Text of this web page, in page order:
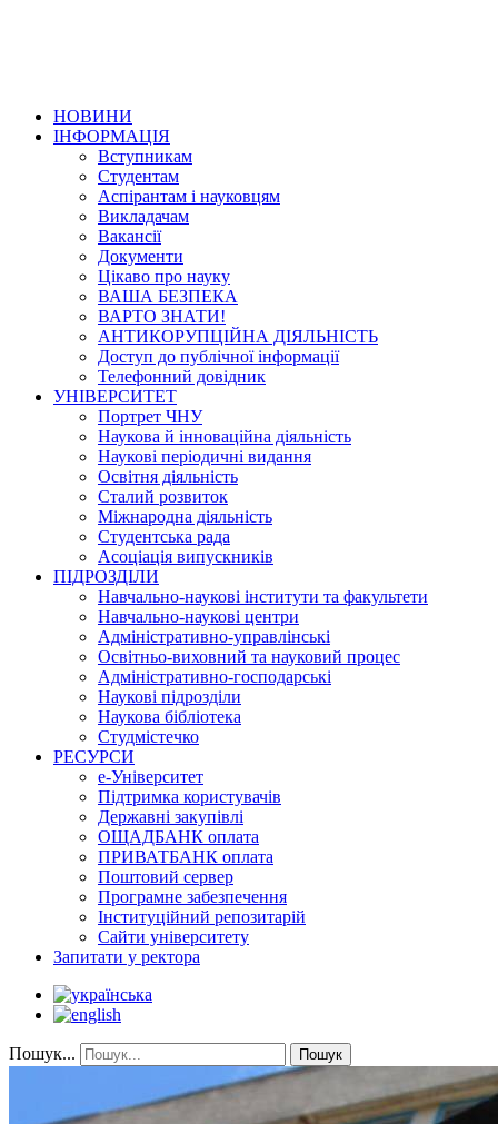
НОВИНИ
ІНФОРМАЦІЯ
Вступникам
Студентам
Аспірантам і науковцям
Викладачам
Вакансії
Документи
Цікаво про науку
ВАША БЕЗПЕКА
ВАРТО ЗНАТИ!
АНТИКОРУПЦІЙНА ДІЯЛЬНІСТЬ
Доступ до публічної інформації
Телефонний довідник
УНІВЕРСИТЕТ
Портрет ЧНУ
Наукова й інноваційна діяльність
Наукові періодичні видання
Освітня діяльність
Сталий розвиток
Міжнародна діяльність
Студентська рада
Асоціація випускників
ПІДРОЗДІЛИ
Навчально-наукові інститути та факультети
Навчально-наукові центри
Адміністративно-управлінські
Освітньо-виховний та науковий процес
Адміністративно-господарські
Наукові підрозділи
Наукова бібліотека
Студмістечко
РЕСУРСИ
е-Університет
Підтримка користувачів
Державні закупівлі
ОЩАДБАНК оплата
ПРИВАТБАНК оплата
Поштовий сервер
Програмне забезпечення
Інституційний репозитарій
Сайти університету
Запитати у ректора
Пошук... Пошук